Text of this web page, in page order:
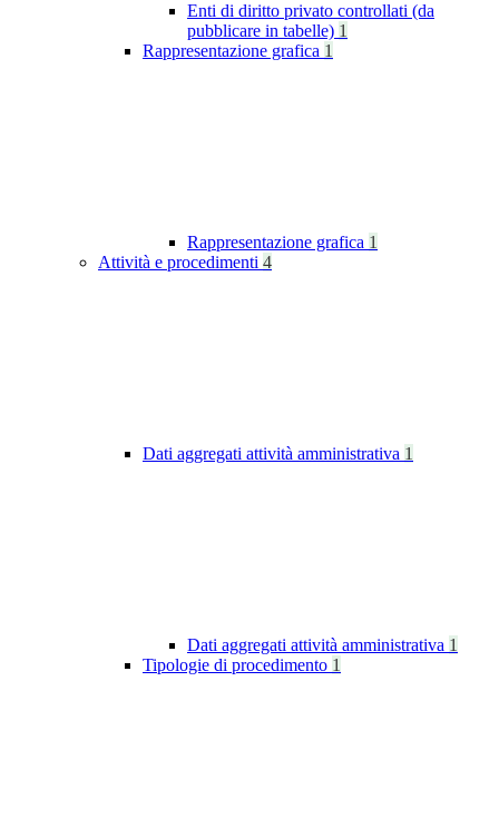
Enti di diritto privato controllati (da
pubblicare in tabelle) 1
Rappresentazione grafica 1
Rappresentazione grafica 1
Attività e procedimenti 4
Dati aggregati attività amministrativa 1
Dati aggregati attività amministrativa 1
Tipologie di procedimento 1